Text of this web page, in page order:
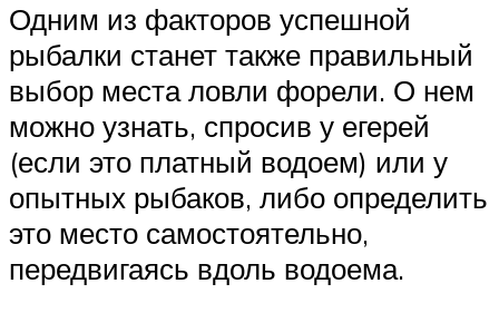
Одним из факторов успешной
рыбалки станет также правильный
выбор места ловли форели. О нем
можно узнать, спросив у егерей
(если это платный водоем) или у
опытных рыбаков, либо определить
это место самостоятельно,
передвигаясь вдоль водоема.